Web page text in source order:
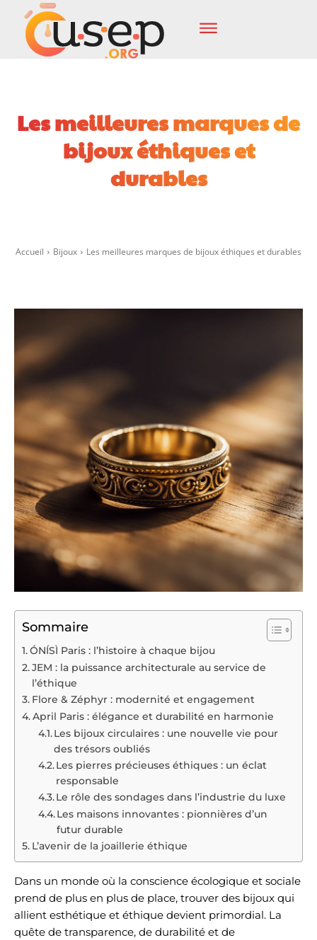
Les meilleures marques de
bijoux éthiques et
durables
Accueil Bijoux Les meilleures marques de bijoux éthiques et durables
Sommaire
ÓNÍSÌ Paris : l’histoire à chaque bijou
JEM : la puissance architecturale au service de
l’éthique
Flore & Zéphyr : modernité et engagement
April Paris : élégance et durabilité en harmonie
Les bijoux circulaires : une nouvelle vie pour
des trésors oubliés
Les pierres précieuses éthiques : un éclat
responsable
Le rôle des sondages dans l’industrie du luxe
Les maisons innovantes : pionnières d’un
futur durable
L’avenir de la joaillerie éthique
Dans un monde où la conscience écologique et sociale
prend de plus en plus de place, trouver des bijoux qui
allient esthétique et éthique devient primordial. La
quête de transparence, de durabilité et de